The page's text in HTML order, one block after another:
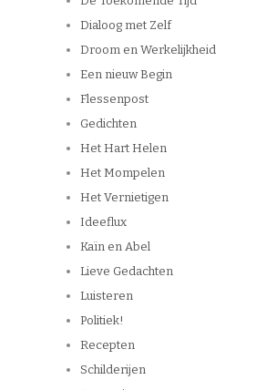
Dialoog met Zelf
Droom en Werkelijkheid
Een nieuw Begin
Flessenpost
Gedichten
Het Hart Helen
Het Mompelen
Het Vernietigen
Ideeflux
Kaïn en Abel
Lieve Gedachten
Luisteren
Politiek!
Recepten
Schilderijen